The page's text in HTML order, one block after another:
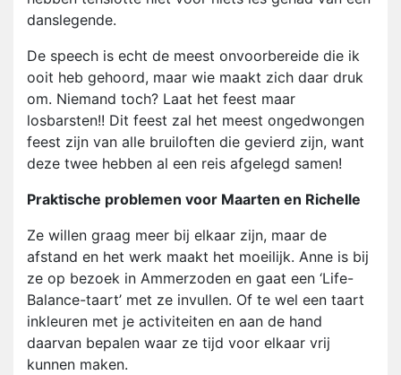
danslegende.
De speech is echt de meest onvoorbereide die ik
ooit heb gehoord, maar wie maakt zich daar druk
om. Niemand toch? Laat het feest maar
losbarsten!! Dit feest zal het meest ongedwongen
feest zijn van alle bruiloften die gevierd zijn, want
deze twee hebben al een reis afgelegd samen!
Praktische problemen voor Maarten en Richelle
Ze willen graag meer bij elkaar zijn, maar de
afstand en het werk maakt het moeilijk. Anne is bij
ze op bezoek in Ammerzoden en gaat een ‘Life-
Balance-taart’ met ze invullen. Of te wel een taart
inkleuren met je activiteiten en aan de hand
daarvan bepalen waar ze tijd voor elkaar vrij
kunnen maken.